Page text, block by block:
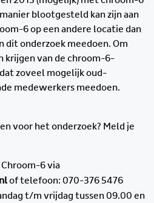
blootgesteld kan zijn aan
6 op een andere locatie dan
dit onderzoek meedoen. Om
krijgen van de chroom-6-
zoveel mogelijk oud-
medewerkers meedoen.
voor het onderzoek? Meld je
6 via
of telefoon: 070-376 5476
t/m vrijdag tussen 09.00 en